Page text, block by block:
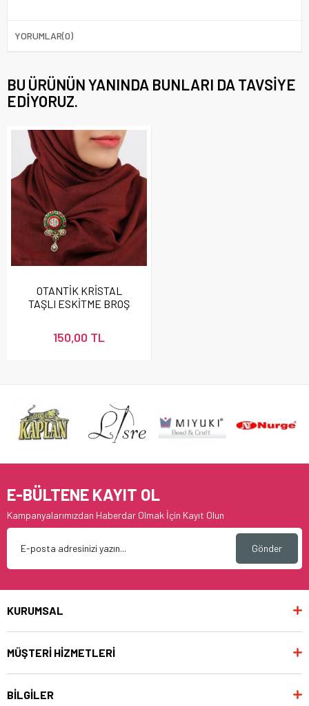
YORUMLAR(0)
BU ÜRÜNÜN YANINDA BUNLARI DA TAVSIYE
EDIYORUZ.
OTANTİK KRİSTAL
TAŞLI ESKİTME BROŞ
150,00 TL
E-BÜLTENE KAYIT OL
Kampanyalarımızdan Haberdar Olmak İçin Kayıt Olun
Gönder
KURUMSAL
MÜŞTERİ HİZMETLERİ
BİLGİLER